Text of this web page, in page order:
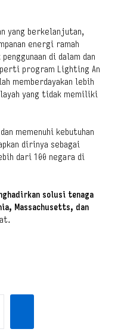
yang berkelanjutan,
energi ramah
di dalam dan
program Lighting An
memberdayakan lebih
yang tidak memiliki
memenuhi kebutuhan
dirinya sebagai
dari 100 negara di
solusi tenaga
Massachusetts, dan